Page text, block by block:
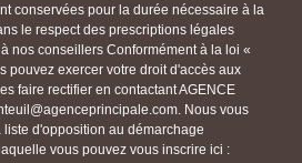
conservées pour la durée nécessaire à la
le respect des prescriptions légales
nos conseillers Conformément à la loi «
pouvez exercer votre droit d'accès aux
faire rectifier en contactant AGENCE
Nous vous
d'opposition au démarchage
vous pouvez vous inscrire ici :